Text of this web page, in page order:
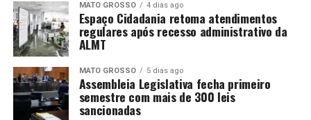
MATO GROSSO 4 dias ago
Espaço Cidadania retoma atendimentos
regulares após recesso administrativo da
ALMT
MATO GROSSO 5 dias ago
Assembleia Legislativa fecha primeiro
semestre com mais de 300 leis
sancionadas